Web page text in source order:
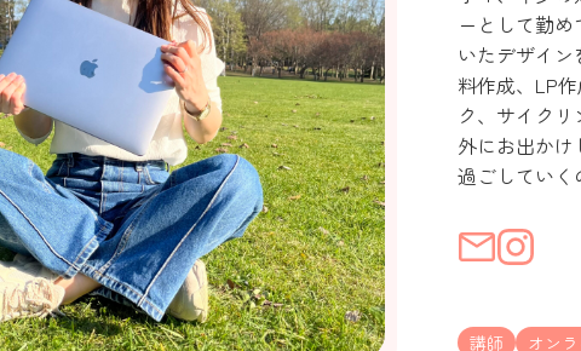
ーとして勤
いたデザイ
料作成、LP
ク、サイク
外にお出か
過ごしてい
講師 オン